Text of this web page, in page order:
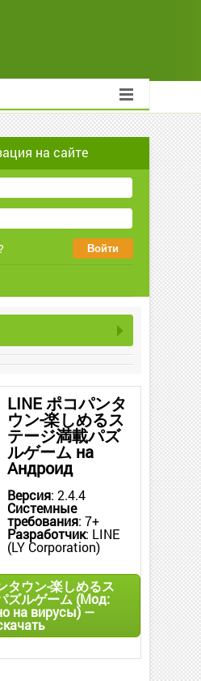
на сайте
LINE ポコパンタ
ウン-楽しめるス
テージ満載パズ
ルゲーム на
Андроид
Версия: 2.4.4
Системные
требования: 7+
Разработчик: LINE
(LY Corporation)
タウン-楽しめるス
ズルゲーム (Мод:
на вирусы) —